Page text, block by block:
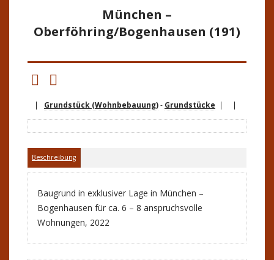
München –
Oberföhring/Bogenhausen (191)
Grundstück (Wohnbebauung)- Grundstücke
Beschreibung
Baugrund in exklusiver Lage in München –
Bogenhausen für ca. 6 – 8 anspruchsvolle
Wohnungen, 2022